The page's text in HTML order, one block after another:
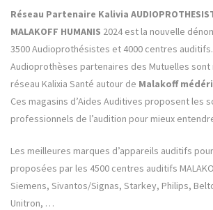
Réseau Partenaire Kalivia
MALAKOFF HUMANIS 2024 est la nouvelle
3500 Audioprothésistes et 4000 centres
Audioprothèses partenaires des Mutuelles
réseau Kalixia Santé autour de Malakoff
Ces magasins d’Aides Auditives proposent les
professionnels de l’audition pour mieux
Les meilleures marques d’appareils auditifs
proposées par les 4500 centres auditifs
Siemens, Sivantos/Signas, Starkey, Philips,
Unitron, …